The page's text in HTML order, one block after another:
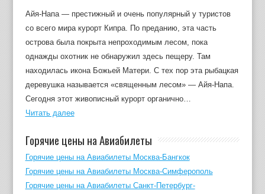
Айя-Напа — престижный и очень популярный у туристов
со всего мира курорт Кипра. По преданию, эта часть
острова была покрыта непроходимым лесом, пока
однажды охотник не обнаружил здесь пещеру. Там
находилась икона Божьей Матери. С тех пор эта рыбацкая
деревушка называется «священным лесом» — Айя-Напа.
Сегодня этот живописный курорт органично…
Читать далее
Горячие цены на Авиабилеты
Горячие цены на Авиабилеты Москва-Бангкок
Горячие цены на Авиабилеты Москва-Симферополь
Горячие цены на Авиабилеты Санкт-Петербург-